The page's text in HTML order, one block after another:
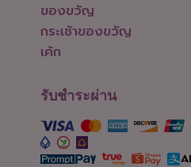
ของขวัญ
กระเช้าของขวัญ
เค้ก
รับชำระผ่าน